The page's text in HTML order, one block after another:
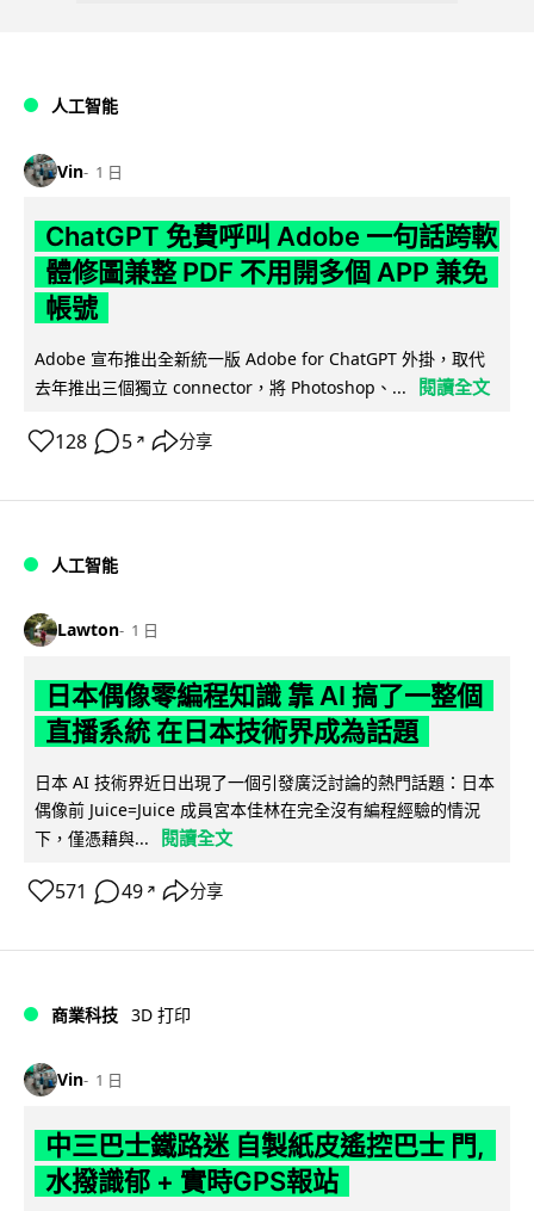
人工智能
Vin 1 日
ChatGPT 免費呼叫 Adobe 一句話跨軟
體修圖兼整 PDF 不用開多個 APP 兼免
帳號
Adobe 宣布推出全新統一版 Adobe for ChatGPT 外掛，取代
去年推出三個獨立 connector，將 Photoshop、...
閱讀全文
128 5 ↗ 分享
人工智能
Lawton 1 日
日本偶像零編程知識 靠 AI 搞了一整個
直播系統 在日本技術界成為話題
日本 AI 技術界近日出現了一個引發廣泛討論的熱門話題：日本
偶像前 Juice=Juice 成員宮本佳林在完全沒有編程經驗的情況
下，僅憑藉與...
閱讀全文
571 49 ↗ 分享
商業科技 3D 打印
Vin 1 日
中三巴士鐵路迷 自製紙皮遙控巴士 門,
水撥識郁 + 實時GPS報站